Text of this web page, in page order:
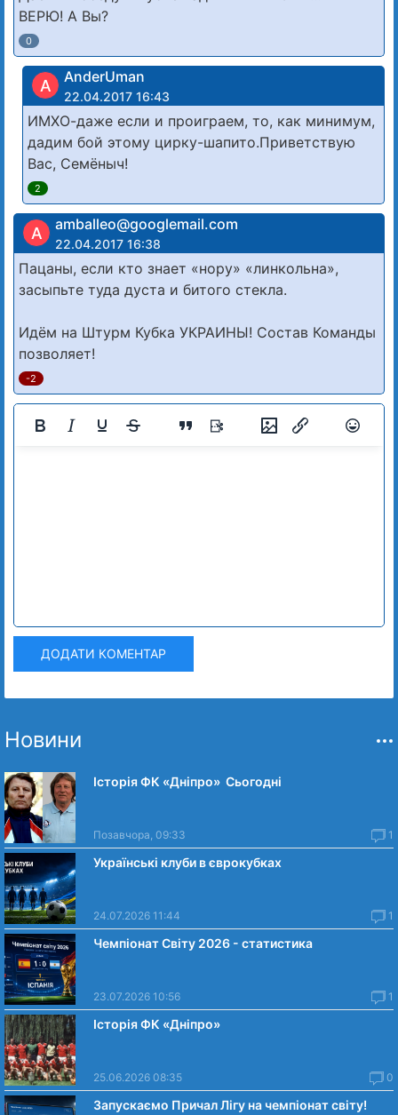
ВЕРЮ! А Вы?
0
A AnderUman
22.04.2017 16:43
ИМХО-даже если и проиграем, то, как минимум,
дадим бой этому цирку-шапито.Приветствую
Вас, Семёныч!
2
A amballeo@googlemail.com
22.04.2017 16:38
Пацаны, если кто знает «нору» «линкольна»,
засыпьте туда дуста и битого стекла.
Идём на Штурм Кубка УКРАИНЫ! Состав Команды
позволяет!
-2
ДОДАТИ КОМЕНТАР
Новини
Історія ФК «Дніпро» Сьогодні
Позавчора, 09:33 1
Українські клуби в єврокубках
24.07.2026 11:44 1
Чемпіонат Світу 2026 - статистика
23.07.2026 10:56 1
Історія ФК «Дніпро»
25.06.2026 08:35 0
Запускаємо Причал Лігу на чемпіонат світу!